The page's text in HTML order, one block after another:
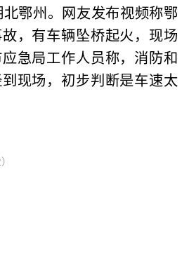
鄂州。网友发布视频称鄂
，有车辆坠桥起火，现场
急局工作人员称，消防和
现场，初步判断是车速太